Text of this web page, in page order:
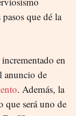
que dé la
en
anuncio de
. Además, la
que será uno de